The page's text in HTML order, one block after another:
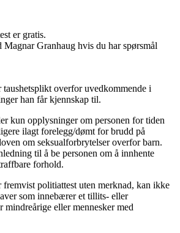
er gratis.
Magnar Granhaug hvis du har spørsmål
taushetsplikt overfor uvedkommende i
han får kjennskap til.
kun opplysninger om personen for tiden
ilagt forelegg/dømt for brudd på
om seksualforbrytelser overfor barn.
til å be personen om å innhente
forhold.
fremvist politiattest uten merknad, kan ikke
som innebærer et tillits- eller
mindreårige eller mennesker med